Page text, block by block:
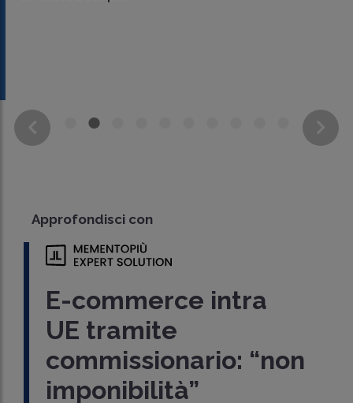
Approfondisci con
E-commerce intra
UE tramite
commissionario: “non
imponibilità”